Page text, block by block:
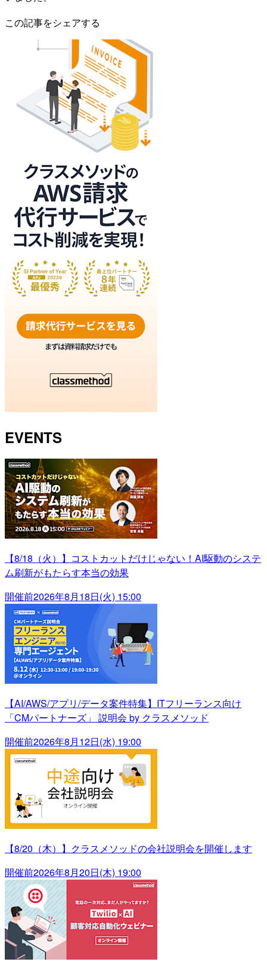
この記事をシェアする
EVENTS
【8/18（火）】コストカットだけじゃない！AI駆動のシステ
ム刷新がもたらす本当の効果
開催前2026年8月18日(火) 15:00
【AI/AWS/アプリ/データ案件特集】ITフリーランス向け
「CMパートナーズ」 説明会 by クラスメソッド
開催前2026年8月12日(水) 19:00
【8/20（木）】クラスメソッドの会社説明会を開催します
開催前2026年8月20日(木) 19:00